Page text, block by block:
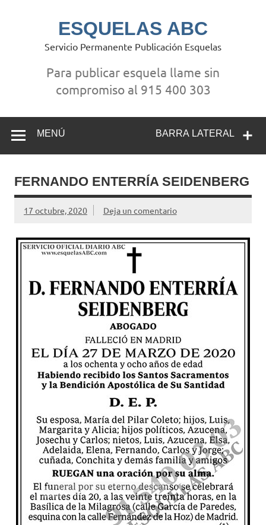
ESQUELAS ABC
Servicio Permanente Publicación Esquelas
Para publicar esquela llame sin
compromiso al 915 400 303
BARRA LATERAL
MENÚ
FERNANDO ENTERRÍA SEIDENBERG
17 octubre, 2020 Deja un comentario